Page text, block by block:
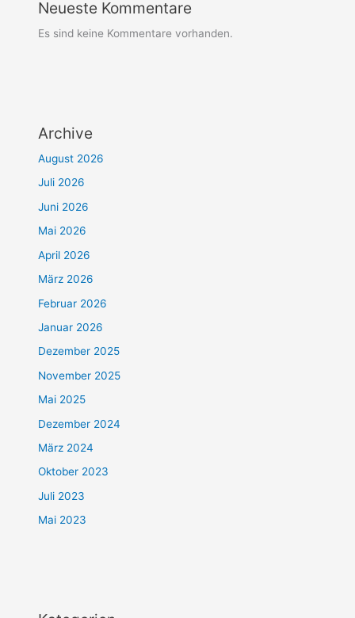
Neueste Kommentare
Es sind keine Kommentare vorhanden.
Archive
August 2026
Juli 2026
Juni 2026
Mai 2026
April 2026
März 2026
Februar 2026
Januar 2026
Dezember 2025
November 2025
Mai 2025
Dezember 2024
März 2024
Oktober 2023
Juli 2023
Mai 2023